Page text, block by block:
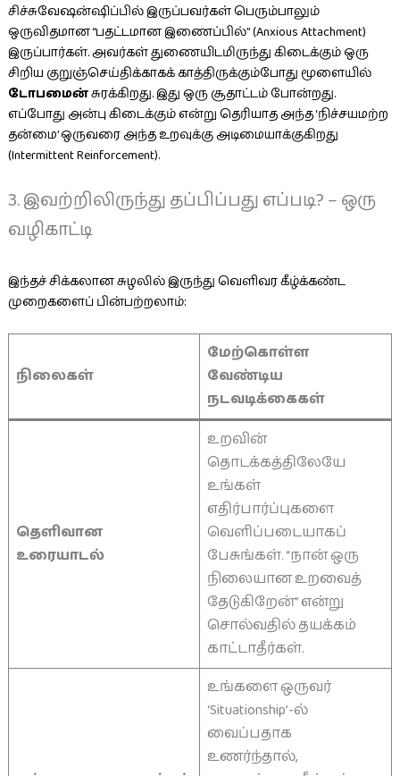
சிச்சுவேஷன்ஷிப்பில் இருப்பவர்கள் பெரும்பாலும்
ஒருவிதமான “பதட்டமான இணைப்பில்” (Anxious Attachment)
இருப்பார்கள். அவர்கள் துணையிடமிருந்து கிடைக்கும் ஒரு
சிறிய குறுஞ்செய்திக்காகக் காத்திருக்கும்போது மூளையில்
டோபமைன்சுரக்கிறது. இது ஒரு சூதாட்டம் போன்றது.
எப்போது அன்பு கிடைக்கும் என்று தெரியாத அந்த ‘நிச்சயமற்ற
தன்மை’ ஒருவரை அந்த உறவுக்கு அடிமையாக்குகிறது
(Intermittent Reinforcement).
3. இவற்றிலிருந்து தப்பிப்பது எப்படி? – ஒரு
வழிகாட்டி
இந்தச் சிக்கலான சுழலில் இருந்து வெளிவர கீழ்க்கண்ட
முறைகளைப் பின்பற்றலாம்:
நிலைகள்
மேற்கொள்ள
வேண்டிய
நடவடிக்கைகள்
தெளிவான
உரையாடல்
உறவின்
தொடக்கத்திலேயே
உங்கள்
எதிர்பார்ப்புகளை
வெளிப்படையாகப்
பேசுங்கள். “நான் ஒரு
நிலையான உறவைத்
தேடுகிறேன்” என்று
சொல்வதில் தயக்கம்
காட்டாதீர்கள்.
உங்களை ஒருவர்
‘Situationship’-ல்
வைப்பதாக
உணர்ந்தால்,